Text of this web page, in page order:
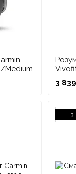
Medium
3
3